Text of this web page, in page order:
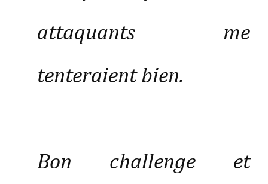
attaquants me
tenteraient bien.
Bon challenge et